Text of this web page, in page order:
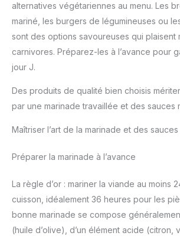
alternatives végétariennes au menu. Les
mariné, les burgers de légumineuses ou
sont des options savoureuses qui plaisent
carnivores. Préparez-les à l’avance pour
jour J.
Des produits de qualité bien choisis
par une marinade travaillée et des sauces
Maîtriser l’art de la marinade et des sauces
Préparer la marinade à l’avance
La règle d’or : mariner la viande au moins
cuisson, idéalement 36 heures pour les
bonne marinade se compose
(huile d’olive), d’un élément acide (citron,